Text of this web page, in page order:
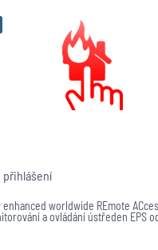
přihlášení
enhanced worldwide REmote
a ovládání ústředen EPS